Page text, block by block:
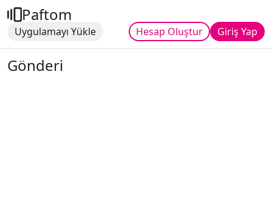
Paftom
Uygulamayı Yükle Hesap Oluştur Giriş Yap
Gönderi